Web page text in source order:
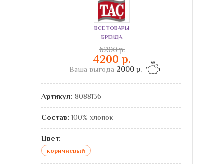
ВСЕ ТОВАРЫ
БРЕНДА
6200 р.
4200 р.
Ваша выгода 2000 р.
Артикул: 8088136
Состав: 100% хлопок
Цвет:
коричневый